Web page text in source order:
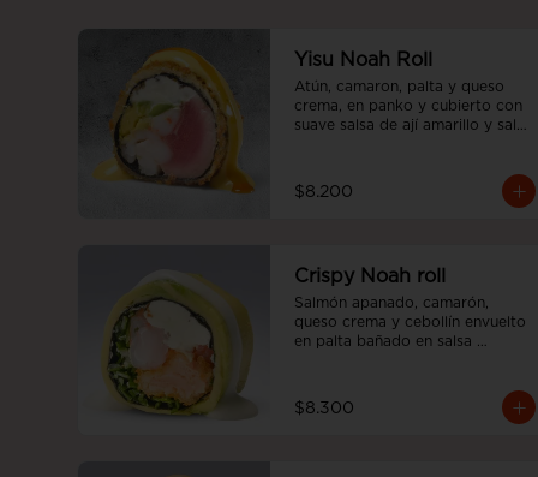
Yisu Noah Roll
Atún, camaron, palta y queso
crema, en panko y cubierto con
suave salsa de ají amarillo y salsa
$8.200
Crispy Noah roll
Salmón apanado, camarón,
queso crema y cebollín envuelto
en palta bañado en salsa
$8.300